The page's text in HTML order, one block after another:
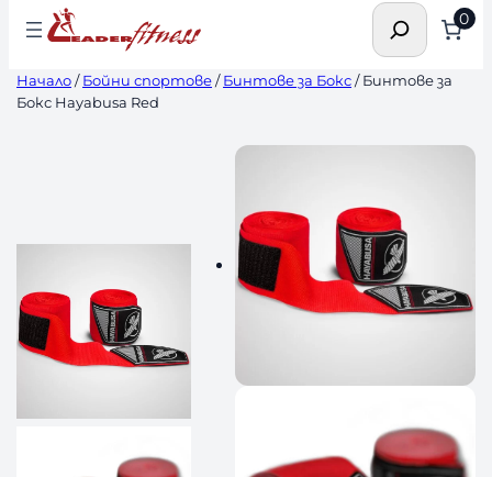
Търсене 0
Начало/Бойни спортове/Бинтове за Бокс/ Бинтове за
Бокс Hayabusa Red